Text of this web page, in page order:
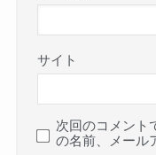
サイト
次回のコメント
の名前、メール